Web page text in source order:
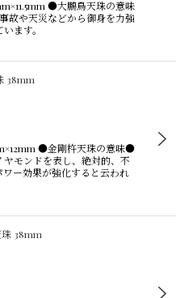
●大鵬鳥天珠の意味
故や天災などから御身を力強
ます。
38mm
●金剛杵天珠の意味●
モンドを表し、絶対的、不
ー効果が強化すると云われ
38mm